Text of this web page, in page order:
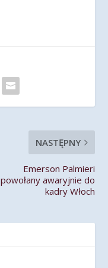
NASTĘPNY
Emerson Palmieri
powołany awaryjnie do
kadry Włoch